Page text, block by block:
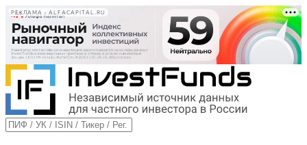
РЕКЛАМА • ALFACAPITAL.RU